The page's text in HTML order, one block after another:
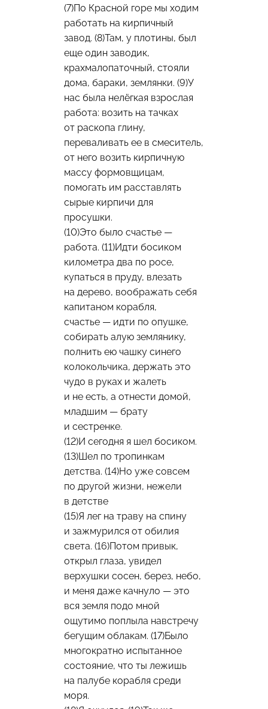
(7)По Красной горе мы ходим
работать на кирпичный
завод. (8)Там, у плотины, был
еще один заводик,
крахмалопаточный, стояли
дома, бараки, землянки. (9)У
нас была нелёгкая взрослая
работа: возить на тачках
от раскопа глину,
переваливать ее в смеситель,
от него возить кирпичную
массу формовщицам,
помогать им расставлять
сырые кирпичи для
просушки.
(10)Это было счастье —
работа. (11)Идти босиком
километра два по росе,
купаться в пруду, влезать
на дерево, воображать себя
капитаном корабля,
счастье — идти по опушке,
собирать алую землянику,
полнить ею чашку синего
колокольчика, держать это
чудо в руках и жалеть
и не есть, а отнести домой,
младшим — брату
и сестренке.
(12)И сегодня я шел босиком.
(13)Шел по тропинкам
детства. (14)Но уже совсем
по другой жизни, нежели
в детстве
(15)Я лег на траву на спину
и зажмурился от обилия
света. (16)Потом привык,
открыл глаза, увидел
верхушки сосен, берез, небо,
и меня даже качнуло — это
вся земля подо мной
ощутимо поплыла навстречу
бегущим облакам. (17)Было
многократно испытанное
состояние, что ты лежишь
на палубе корабля среди
моря.